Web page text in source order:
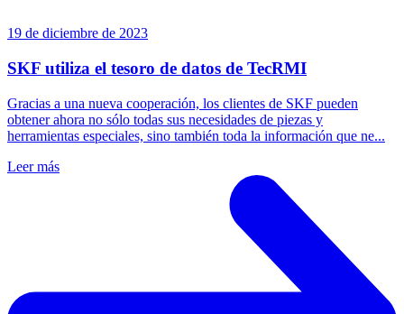
19 de diciembre de 2023
SKF utiliza el tesoro de datos de TecRMI
Gracias a una nueva cooperación, los clientes de SKF pueden
obtener ahora no sólo todas sus necesidades de piezas y
herramientas especiales, sino también toda la información que ne...
Leer más